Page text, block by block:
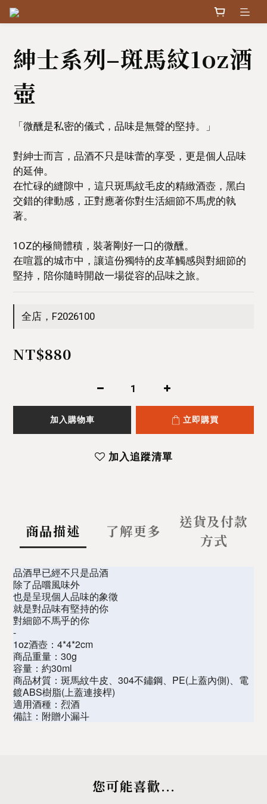
紳士系列–斑馬紋1oz酒
壺
「微醺是私密的儀式，品味是無聲的堅持。」
對紳士而言，品酒不只是味蕾的享受，更是個人品味
的延伸。
在忙碌的縫隙中，這只斑馬紋毛皮的精緻酒壺，黑白
交錯的律動感，正對應著你對生活細節不馬虎的執
著。
1OZ的極簡體積，裝著剛好一口的微醺。
在喧囂的城市中，讓這份獨特的皮革觸感與對細節的
堅持，陪你隨時開啟一場從容的品味之旅。
全店，F2026100
NT$880
加入購物車 立即購買
加入追蹤清單
商品描述 了解更多
送貨及付款
方式
品酒早已經不只是品酒
除了品嚐風味外
也是呈現個人品味的象徵
就是對品味有堅持的你
對細節不馬乎的你
-
1oz酒壺：4*4*2cm
商品重量：30g
容量：約30ml
商品材質：斑馬紋牛皮、304不鏽鋼、PE(上蓋內側)、電
鍍ABS樹脂(上蓋連接桿)
適用酒種：烈酒
備註：附贈小漏斗
您可能喜歡...